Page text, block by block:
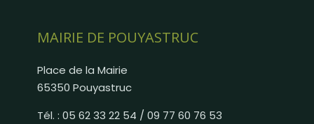
MAIRIE DE POUYASTRUC
Place de la Mairie
65350 Pouyastruc
Tél. : 05 62 33 22 54 / 09 77 60 76 53